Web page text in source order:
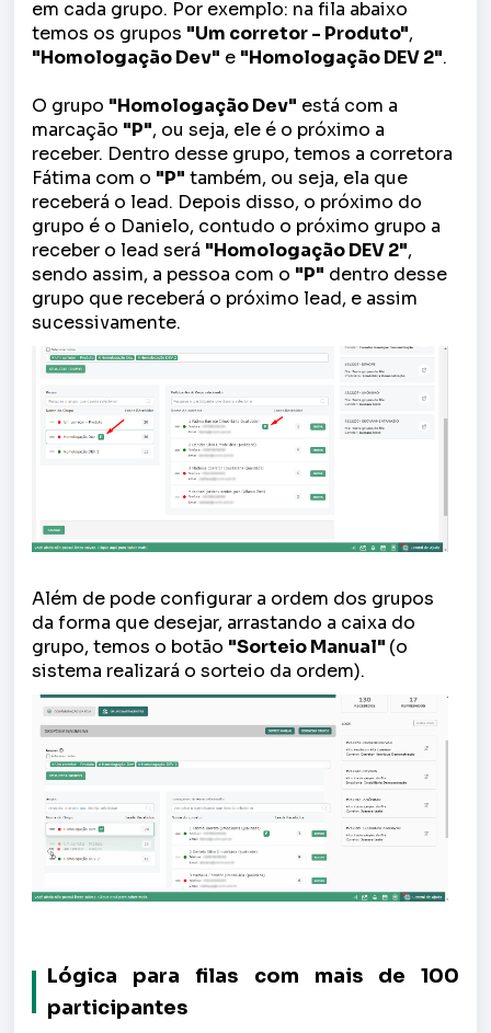
em cada grupo. Por exemplo: na fila abaixo
temos os grupos "Um corretor - Produto",
"Homologação Dev" e "Homologação DEV 2".
O grupo "Homologação Dev" está com a
marcação "P", ou seja, ele é o próximo a
receber. Dentro desse grupo, temos a corretora
Fátima com o "P" também, ou seja, ela que
receberá o lead. Depois disso, o próximo do
grupo é o Danielo, contudo o próximo grupo a
receber o lead será "Homologação DEV 2",
sendo assim, a pessoa com o "P" dentro desse
grupo que receberá o próximo lead, e assim
sucessivamente.
Além de pode configurar a ordem dos grupos
da forma que desejar, arrastando a caixa do
grupo, temos o botão "Sorteio Manual" (o
sistema realizará o sorteio da ordem).
Lógica para filas com mais de 100
participantes